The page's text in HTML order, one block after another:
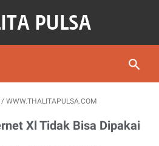
/ WWW.THALITAPULSA.COM
Xl Tidak Bisa Dipakai